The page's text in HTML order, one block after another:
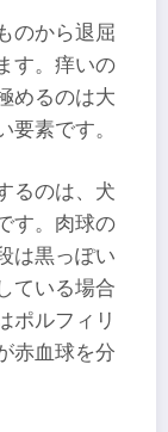
のから退屈
す。痒いの
めるのは大
素です。
るのは、犬
す。肉球の
は黒っぽい
ている場合
ポルフィリ
赤血球を分